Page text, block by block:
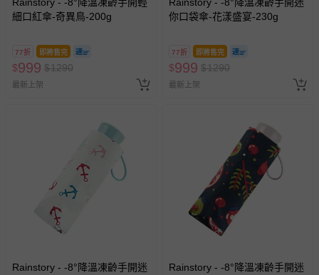
細口紅傘-奇異鳥-200g
77折 即將售完
$999 $1290
最新上架
你口袋傘-花漾盛宴-230g
77折 即將售完
$999 $1290
最新上架
Rainstory - -8°降溫凍齡手開迷
Rainstory - -8°降溫凍齡手開迷